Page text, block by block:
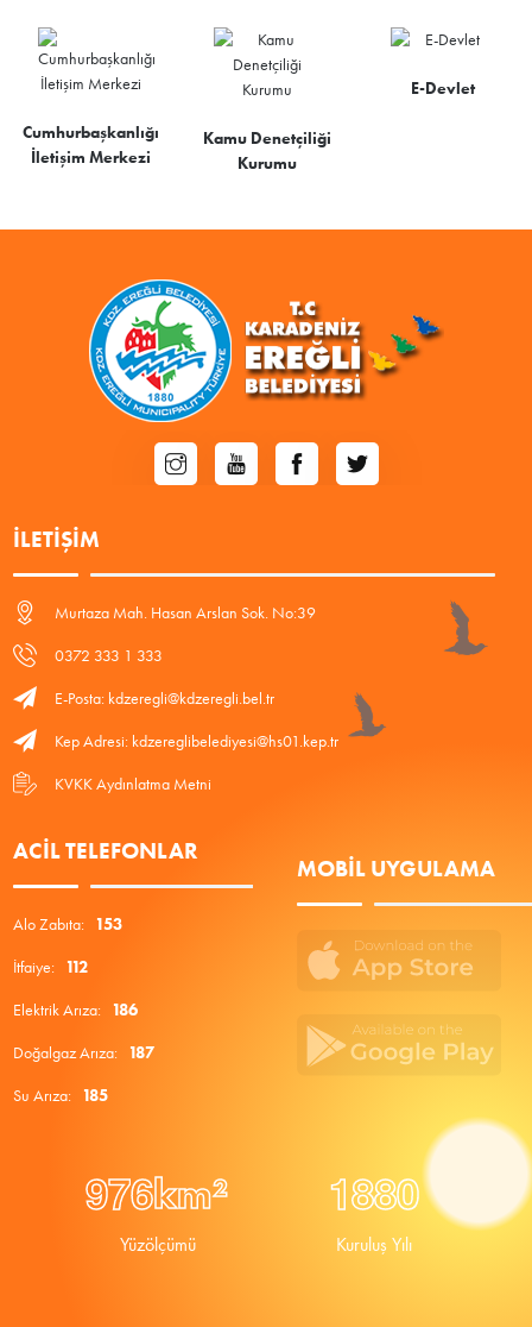
Cumhurbaşkanlığı
İletişim Merkezi
Kamu Denetçiliği
Kurumu
E-Devlet
İLETIŞIM
Murtaza Mah. Hasan Arslan Sok. No:39
0372 333 1 333
E-Posta: kdzeregli@kdzeregli.bel.tr
Kep Adresi: kdzereglibelediyesi@hs01.kep.tr
KVKK Aydınlatma Metni
ACIL TELEFONLAR
Alo Zabıta: 153
İtfaiye: 112
Elektrik Arıza: 186
Doğalgaz Arıza: 187
Su Arıza: 185
MOBIL UYGULAMA
976km²
Yüzölçümü
1880
Kuruluş Yılı